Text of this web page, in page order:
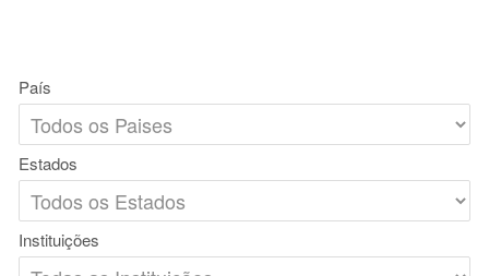
País
Estados
Instituições